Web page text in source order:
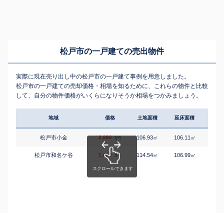
松戸市の一戸建ての売出物件
実際に現在売り出し中の松戸市の一戸建て事例を用意しました。
松戸市の一戸建ての売却価格・相場を知るために、これらの物件と比較
して、自分の物件価格がいくらになりそうか相場をつかみましょう。
地域 価格 土地面積 延床面積
松戸市小金 2,880 万円 106.93㎡ 106.11 ㎡
松戸市和名ケ谷 1,480 万円 114.54㎡ 106.99㎡